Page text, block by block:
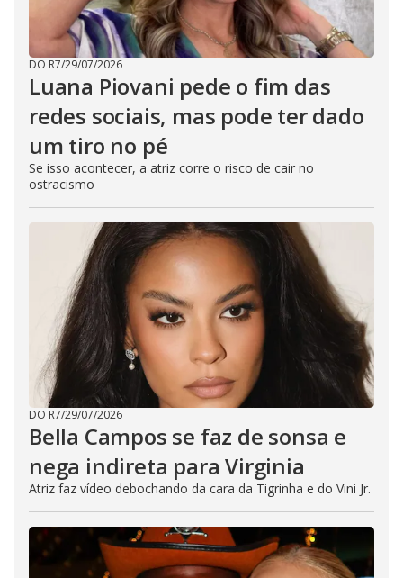
DO R7/29/07/2026
Luana Piovani pede o fim das
redes sociais, mas pode ter dado
um tiro no pé
Se isso acontecer, a atriz corre o risco de cair no
ostracismo
DO R7/29/07/2026
Bella Campos se faz de sonsa e
nega indireta para Virginia
Atriz faz vídeo debochando da cara da Tigrinha e do Vini Jr.